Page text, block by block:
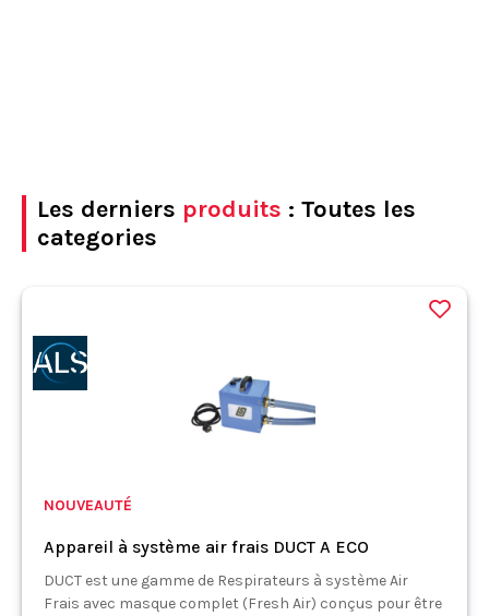
Les derniers produits : Toutes les
categories
NOUVEAUTÉ
Appareil à système air frais DUCT A ECO
DUCT est une gamme de Respirateurs à système Air
Frais avec masque complet (Fresh Air) conçus pour être